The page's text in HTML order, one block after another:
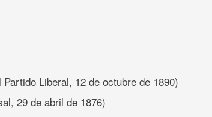
Liberal, 12 de octubre de 1890)
29 de abril de 1876)